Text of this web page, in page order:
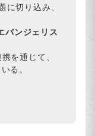
に切り込み、
バンジェリス
を通じて、
る。